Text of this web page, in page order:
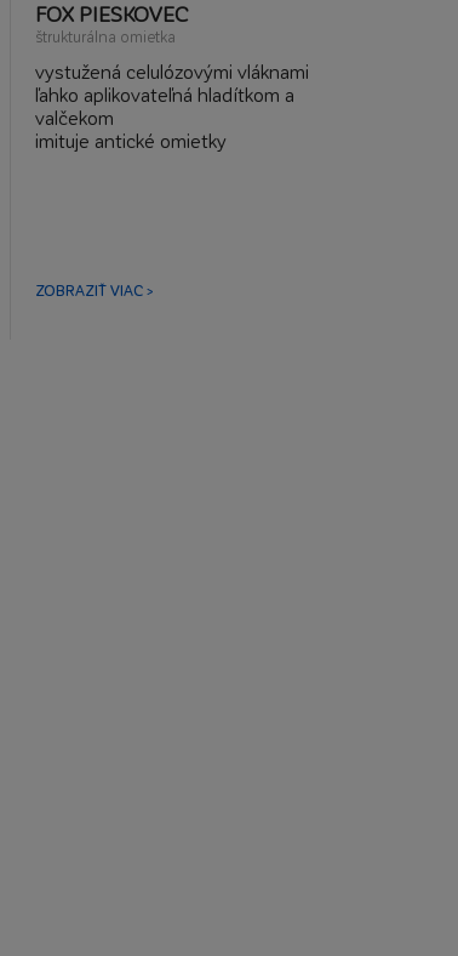
FOX PIESKOVEC
štrukturálna omietka
vystužená celulózovými vláknami
ľahko aplikovateľná hladítkom a
valčekom
imituje antické omietky
ZOBRAZIŤ VIAC >